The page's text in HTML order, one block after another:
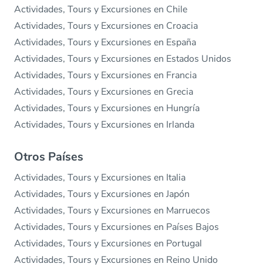
Actividades, Tours y Excursiones en Chile
Actividades, Tours y Excursiones en Croacia
Actividades, Tours y Excursiones en España
Actividades, Tours y Excursiones en Estados Unidos
Actividades, Tours y Excursiones en Francia
Actividades, Tours y Excursiones en Grecia
Actividades, Tours y Excursiones en Hungría
Actividades, Tours y Excursiones en Irlanda
Otros Países
Actividades, Tours y Excursiones en Italia
Actividades, Tours y Excursiones en Japón
Actividades, Tours y Excursiones en Marruecos
Actividades, Tours y Excursiones en Países Bajos
Actividades, Tours y Excursiones en Portugal
Actividades, Tours y Excursiones en Reino Unido